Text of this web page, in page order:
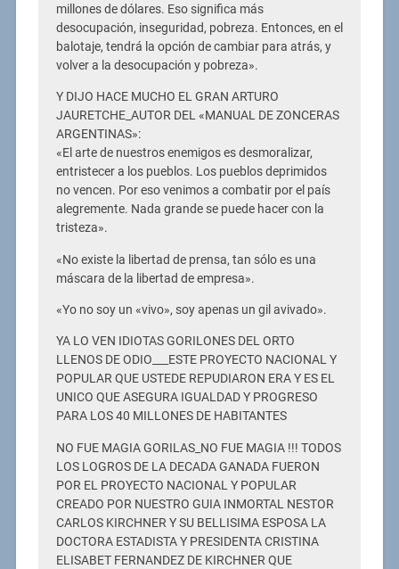
millones de dólares. Eso significa más
desocupación, inseguridad, pobreza. Entonces, en el
balotaje, tendrá la opción de cambiar para atrás, y
volver a la desocupación y pobreza».
Y DIJO HACE MUCHO EL GRAN ARTURO
JAURETCHE_AUTOR DEL «MANUAL DE ZONCERAS
ARGENTINAS»:
«El arte de nuestros enemigos es desmoralizar,
entristecer a los pueblos. Los pueblos deprimidos
no vencen. Por eso venimos a combatir por el país
alegremente. Nada grande se puede hacer con la
tristeza».
«No existe la libertad de prensa, tan sólo es una
máscara de la libertad de empresa».
«Yo no soy un «vivo», soy apenas un gil avivado».
YA LO VEN IDIOTAS GORILONES DEL ORTO
LLENOS DE ODIO___ESTE PROYECTO NACIONAL Y
POPULAR QUE USTEDE REPUDIARON ERA Y ES EL
UNICO QUE ASEGURA IGUALDAD Y PROGRESO
PARA LOS 40 MILLONES DE HABITANTES
NO FUE MAGIA GORILAS_NO FUE MAGIA !!! TODOS
LOS LOGROS DE LA DECADA GANADA FUERON
POR EL PROYECTO NACIONAL Y POPULAR
CREADO POR NUESTRO GUIA INMORTAL NESTOR
CARLOS KIRCHNER Y SU BELLISIMA ESPOSA LA
DOCTORA ESTADISTA Y PRESIDENTA CRISTINA
ELISABET FERNANDEZ DE KIRCHNER QUE